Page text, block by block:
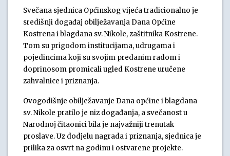
Svečana sjednica Općinskog vijeća tradicionalno je
središnji događaj obilježavanja Dana Općine
Kostrena i blagdana sv. Nikole, zaštitnika Kostrene.
Tom su prigodom institucijama, udrugama i
pojedincima koji su svojim predanim radom i
doprinosom promicali ugled Kostrene uručene
zahvalnice i priznanja.
Ovogodišnje obilježavanje Dana općine i blagdana
sv. Nikole pratilo je niz događanja, a svečanost u
Narodnoj čitaonici bila je najvažniji trenutak
proslave. Uz dodjelu nagrada i priznanja, sjednica je
prilika za osvrt na godinu i ostvarene projekte.